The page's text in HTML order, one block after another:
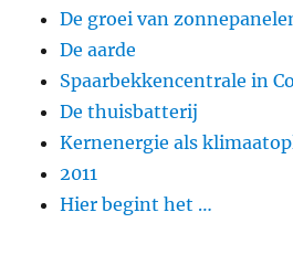
De groei van
De aarde
Spaarbekkencentrale in
De thuisbatterij
Kernenergie als
2011
Hier begint het …